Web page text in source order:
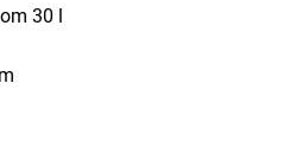
30 l